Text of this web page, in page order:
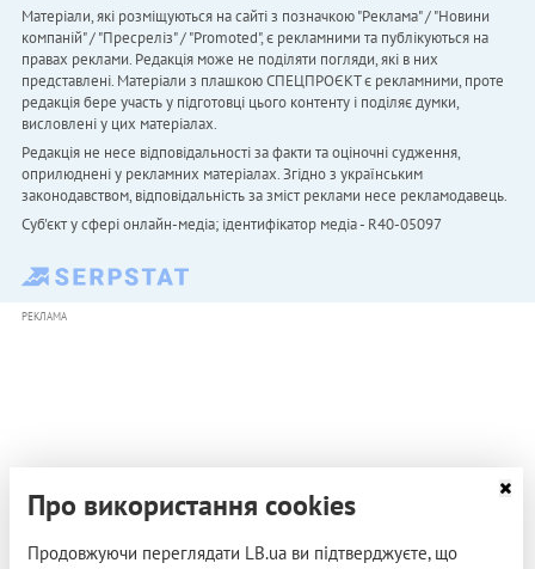
Матеріали, які розміщуються на сайті з позначкою "Реклама" / "Новини
компаній" / "Пресреліз" / "Promoted", є рекламними та публікуються на
правах реклами. Редакція може не поділяти погляди, які в них
представлені. Матеріали з плашкою СПЕЦПРОЄКТ є рекламними, проте
редакція бере участь у підготовці цього контенту і поділяє думки,
висловлені у цих матеріалах.
Редакція не несе відповідальності за факти та оціночні судження,
оприлюднені у рекламних матеріалах. Згідно з українським
законодавством, відповідальність за зміст реклами несе рекламодавець.
Cуб'єкт у сфері онлайн-медіа; ідентифікатор медіа - R40-05097
РЕКЛАМА
Про використання cookies
Продовжуючи переглядати LB.ua ви підтверджуєте, що